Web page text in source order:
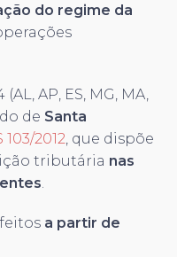
do regime da
AP, ES, MG, MA,
de Santa
2012 , que dispõe
tributária nas
a partir de